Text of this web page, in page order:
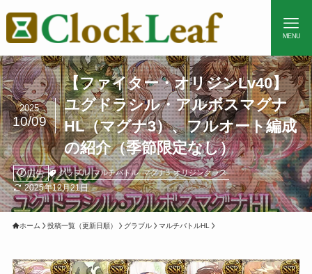
MENU
【ファイター・オリジンLv40】
ユグドラシル・アルボスマグナ
HL（マグナ3）、フルオート編成
の紹介（季節限定なし）
2025
10/09
広告 グラブル マルチバトル マグナ3 オリジンクラス
2025年12月21日
ホーム 投稿一覧（更新日順） グラブル マルチバトルHL